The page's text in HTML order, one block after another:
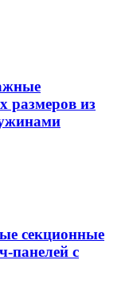
размеров из
секционные
панелей с